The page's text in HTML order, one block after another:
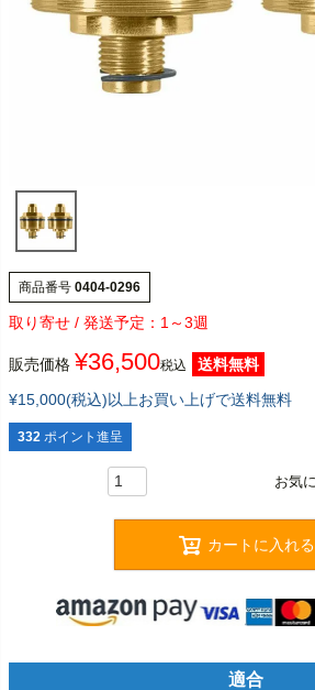
商品番号 0404-0296
1～3週
販売価格 ¥36,500税込
送料無料
¥15,000(税込)以上お買い上げで送料無料
332 ポイント進呈
カートに入れる
適合